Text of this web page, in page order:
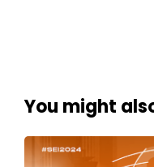
You might